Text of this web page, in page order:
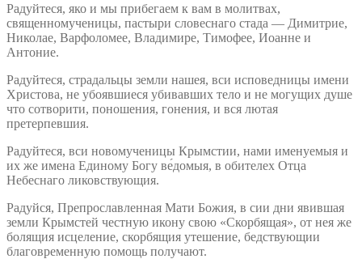
Радуйтеся, яко и мы прибегаем к вам в молитвах,
священномученицы, пастыри словеснаго стада — Димитрие,
Николае, Варфоломее, Владимире, Тимофее, Иоанне и
Антоние.
Радуйтеся, страдальцы земли нашея, вси исповедницы имени
Христова, не убоявшиеся убивавших тело и не могущих душе
что сотворити, поношения, гонения, и вся лютая
претерпевшия.
Радуйтеся, вси новомученицы Крымстии, нами именуемыя и
их же имена Единому Богу ве́домыя, в обителех Отца
Небеснаго ликовствующия.
Радуйся, Препрославленная Мати Божия, в сии дни явившая
земли Крымстей честную икону свою «Скорбящая», от нея же
болящия исцеление, скорбящия утешение, бедствующии
благовременную помощь получают.